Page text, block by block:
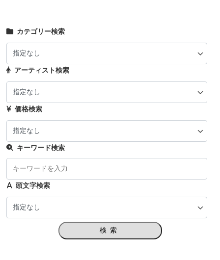
カテゴリー検索
アーティスト検索
価格検索
キーワード検索
頭文字検索
検索